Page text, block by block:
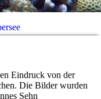
Eindruck von der
Die Bilder wurden
Sehn